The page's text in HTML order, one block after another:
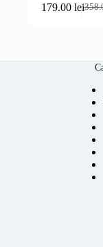
179.00 lei